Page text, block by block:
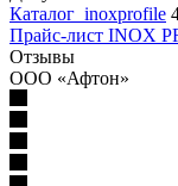
Каталог_inoxprofile
Прайс-лист INOX
Отзывы
ООО «Афтон»